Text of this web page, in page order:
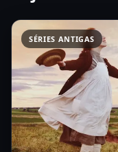
SÉRIES ANTIGAS